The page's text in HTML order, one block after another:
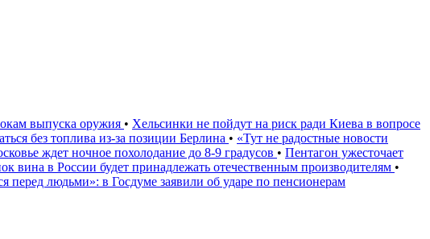
выпуска оружия • Хельсинки не пойдут на риск ради Киева в вопросе
без топлива из-за позиции Берлина • «Тут не радостные новости
ждет ночное похолодание до 8-9 градусов • Пентагон ужесточает
вина в России будет принадлежать отечественным производителям •
перед людьми»: в Госдуме заявили об ударе по пенсионерам